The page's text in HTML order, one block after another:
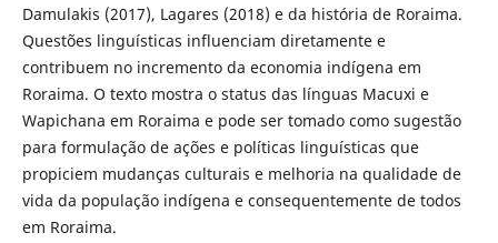
Damulakis (2017), Lagares (2018) e da história de Roraima.
Questões linguísticas influenciam diretamente e
contribuem no incremento da economia indígena em
Roraima. O texto mostra o status das línguas Macuxi e
Wapichana em Roraima e pode ser tomado como sugestão
para formulação de ações e políticas linguísticas que
propiciem mudanças culturais e melhoria na qualidade de
vida da população indígena e consequentemente de todos
em Roraima.